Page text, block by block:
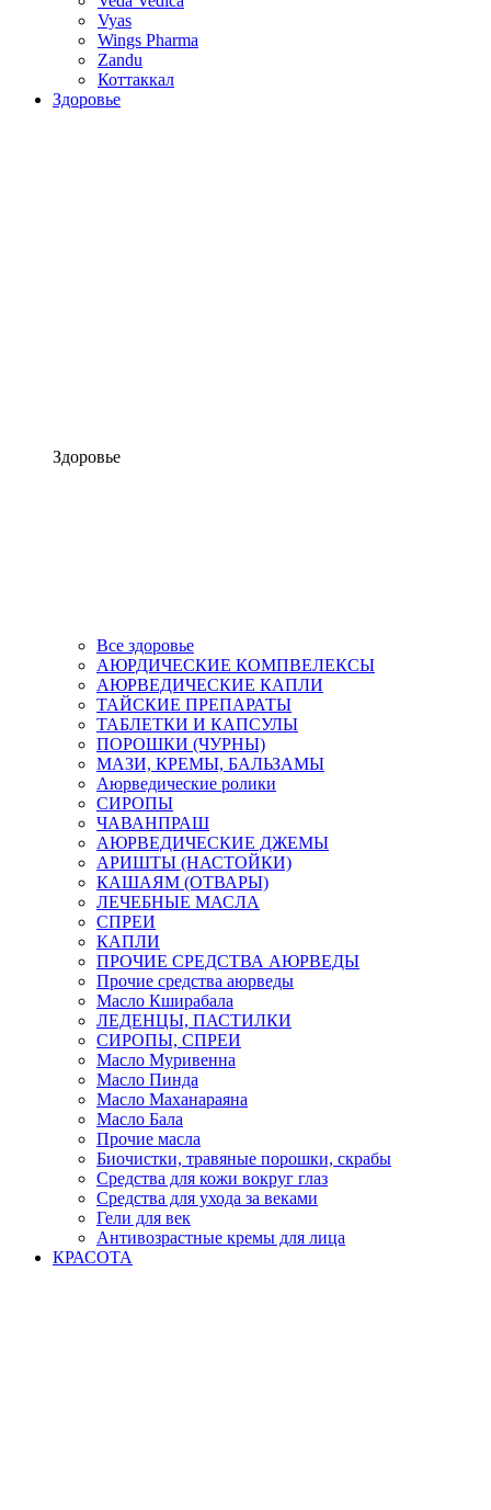
Vyas
Wings Pharma
Zandu
Коттаккал
Здоровье
Здоровье
Все здоровье
АЮРДИЧЕСКИЕ КОМПВЕЛЕКСЫ
АЮРВЕДИЧЕСКИЕ КАПЛИ
ТАЙСКИЕ ПРЕПАРАТЫ
ТАБЛЕТКИ И КАПСУЛЫ
ПОРОШКИ (ЧУРНЫ)
МАЗИ, КРЕМЫ, БАЛЬЗАМЫ
Аюрведические ролики
СИРОПЫ
ЧАВАНПРАШ
АЮРВЕДИЧЕСКИЕ ДЖЕМЫ
АРИШТЫ (НАСТОЙКИ)
КАШАЯМ (ОТВАРЫ)
ЛЕЧЕБНЫЕ МАСЛА
СПРЕИ
КАПЛИ
ПРОЧИЕ СРЕДСТВА АЮРВЕДЫ
Прочие средства аюрведы
Масло Кширабала
ЛЕДЕНЦЫ, ПАСТИЛКИ
СИРОПЫ, СПРЕИ
Масло Муривенна
Масло Пинда
Масло Маханараяна
Масло Бала
Прочие масла
Биочистки, травяные порошки, скрабы
Средства для кожи вокруг глаз
Средства для ухода за веками
Гели для век
Антивозрастные кремы для лица
КРАСОТА